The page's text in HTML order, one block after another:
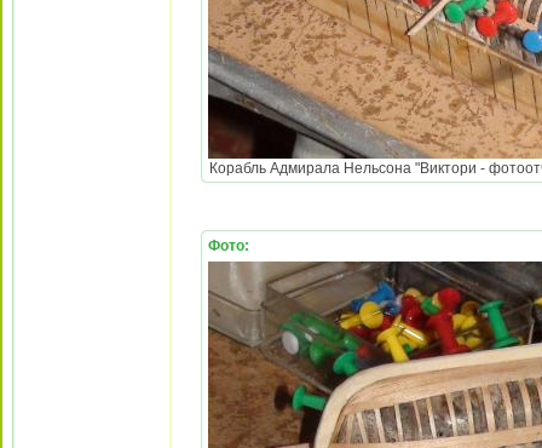
Корабль Адмирала Нельсона "Виктори -
Фото: